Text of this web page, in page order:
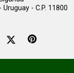
- C.P. 11800